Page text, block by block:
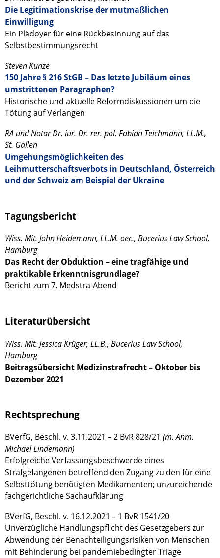
Die Legitimationskrise der mutmaßlichen
Einwilligung
Ein Plädoyer für eine Rückbesinnung auf das
Selbstbestimmungsrecht
Steven Kunze
150 Jahre § 216 StGB – Das letzte Jubiläum eines
umstrittenen Paragraphen?
Historische und aktuelle Reformdiskussionen um die
Tötung auf Verlangen
RA und Notar Dr. iur. Dr. rer. pol. Fabian Teichmann, LL.M.,
St. Gallen
Umgehungsmöglichkeiten des
Leihmutterschaftsverbots in Deutschland, Österreich
und der Schweiz am Beispiel der Ukraine
Tagungsbericht
Wiss. Mit. John Heidemann, LL.M. oec., Bucerius Law School,
Hamburg
Das Recht der Obduktion – eine tragfähige und
praktikable Erkenntnisgrundlage?
Bericht zum 7. Medstra-Abend
Literaturübersicht
Wiss. Mit. Jessica Krüger, LL.B., Bucerius Law School,
Hamburg
Beitragsübersicht Medizinstrafrecht – Oktober bis
Dezember 2021
Rechtsprechung
BVerfG, Beschl. v. 3.11.2021 – 2 BvR 828/21 (m. Anm.
Michael Lindemann)
Erfolgreiche Verfassungsbeschwerde eines
Strafgefangenen betreffend den Zugang zu den für eine
Selbsttötung benötigten Medikamenten; unzureichende
fachgerichtliche Sachaufklärung
BVerfG, Beschl. v. 16.12.2021 – 1 BvR 1541/20
Unverzügliche Handlungspflicht des Gesetzgebers zur
Abwendung der Benachteiligungsrisiken von Menschen
mit Behinderung bei pandemiebedingter Triage